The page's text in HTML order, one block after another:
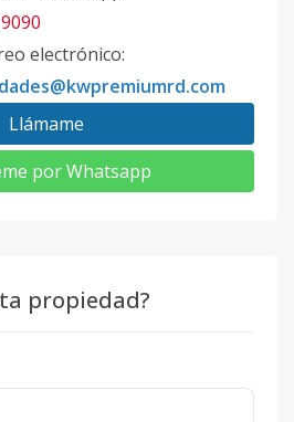
electrónico:
Llámame
por Whatsapp
propiedad?